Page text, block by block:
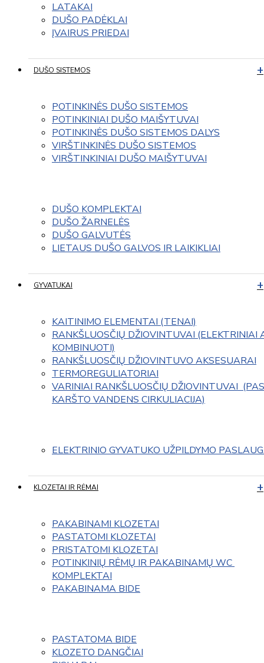
LATAKAI
DUŠO PADĖKLAI
ĮVAIRUS PRIEDAI
DUŠO SISTEMOS
POTINKINĖS DUŠO SISTEMOS
POTINKINIAI DUŠO MAIŠYTUVAI
POTINKINĖS DUŠO SISTEMOS DALYS
VIRŠTINKINĖS DUŠO SISTEMOS
VIRŠTINKINIAI DUŠO MAIŠYTUVAI
DUŠO KOMPLEKTAI
DUŠO ŽARNELĖS
DUŠO GALVUTĖS
LIETAUS DUŠO GALVOS IR LAIKIKLIAI
GYVATUKAI
KAITINIMO ELEMENTAI (TENAI)
RANKŠLUOSČIŲ DŽIOVINTUVAI (ELEKTRINIAI
KOMBINUOTI)
RANKŠLUOSČIŲ DŽIOVINTUVO AKSESUARAI
TERMOREGULIATORIAI
VARINIAI RANKŠLUOSČIŲ DŽIOVINTUVAI
KARŠTO VANDENS CIRKULIACIJA)
ELEKTRINIO GYVATUKO UŽPILDYMO
KLOZETAI IR RĖMAI
PAKABINAMI KLOZETAI
PASTATOMI KLOZETAI
PRISTATOMI KLOZETAI
POTINKINIŲ RĖMŲ IR PAKABINAMŲ WC
KOMPLEKTAI
PAKABINAMA BIDE
PASTATOMA BIDE
KLOZETO DANGČIAI